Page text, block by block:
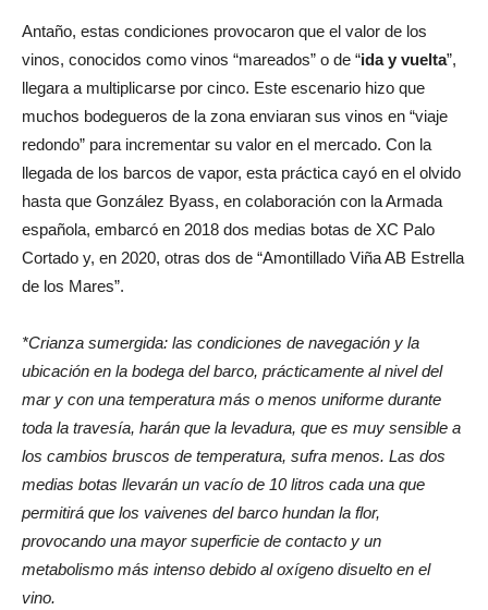
Antaño, estas condiciones provocaron que el valor de los
vinos, conocidos como vinos “mareados” o de “ida y vuelta”,
llegara a multiplicarse por cinco. Este escenario hizo que
muchos bodegueros de la zona enviaran sus vinos en “viaje
redondo” para incrementar su valor en el mercado. Con la
llegada de los barcos de vapor, esta práctica cayó en el olvido
hasta que González Byass, en colaboración con la Armada
española, embarcó en 2018 dos medias botas de XC Palo
Cortado y, en 2020, otras dos de “Amontillado Viña AB Estrella
de los Mares”.
*Crianza sumergida: las condiciones de navegación y la
ubicación en la bodega del barco, prácticamente al nivel del
mar y con una temperatura más o menos uniforme durante
toda la travesía, harán que la levadura, que es muy sensible a
los cambios bruscos de temperatura, sufra menos. Las dos
medias botas llevarán un vacío de 10 litros cada una que
permitirá que los vaivenes del barco hundan la flor,
provocando una mayor superficie de contacto y un
metabolismo más intenso debido al oxígeno disuelto en el
vino.